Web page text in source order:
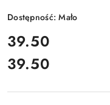
Dostępność:Mało
cena:
39.50
Cena:
39.50